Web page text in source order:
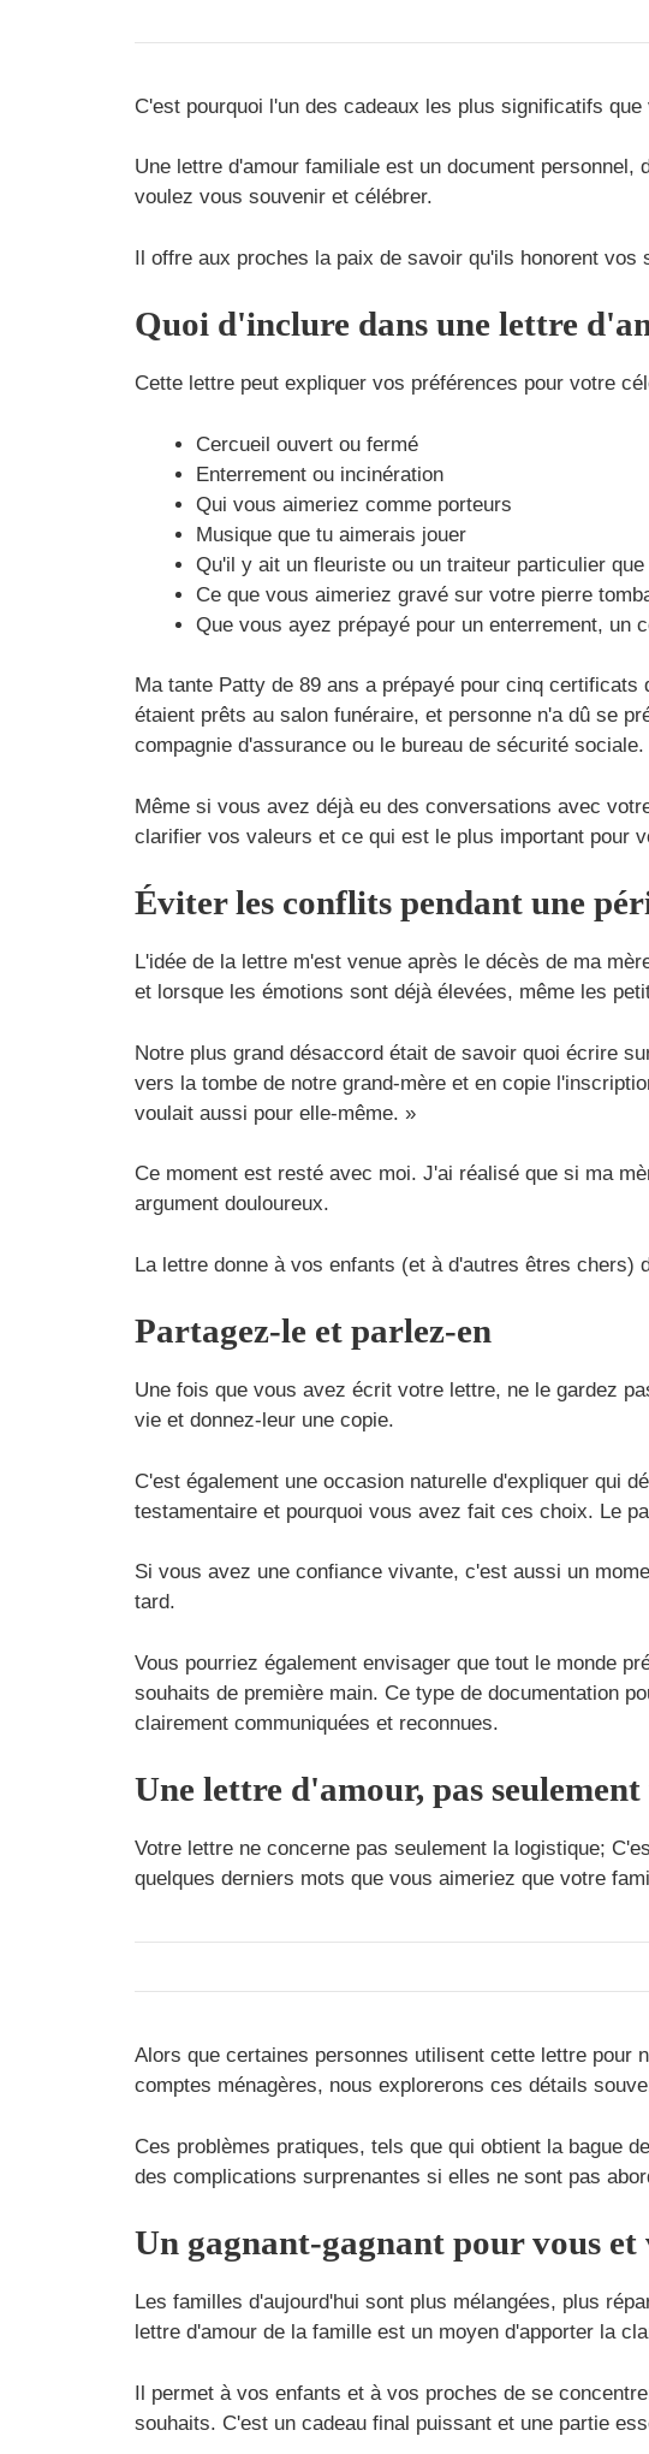
C'est pourquoi l'un des cadeaux les plus significatifs
Une lettre d'amour familiale est un document
voulez vous souvenir et célébrer.
Il offre aux proches la paix de savoir qu'ils honorent
Quoi d'inclure dans une lettre
Cette lettre peut expliquer vos préférences pour votre
Cercueil ouvert ou fermé
Enterrement ou incinération
Qui vous aimeriez comme porteurs
Musique que tu aimerais jouer
Qu'il y ait un fleuriste ou un traiteur particulier
Ce que vous aimeriez gravé sur votre pierre
Que vous ayez prépayé pour un enterrement, un
Ma tante Patty de 89 ans a prépayé pour cinq
étaient prêts au salon funéraire, et personne n'a dû se
compagnie d'assurance ou le bureau de sécurité
Même si vous avez déjà eu des conversations avec
clarifier vos valeurs et ce qui est le plus important pour
Éviter les conflits pendant une
L'idée de la lettre m'est venue après le décès de ma
et lorsque les émotions sont déjà élevées, même les
Notre plus grand désaccord était de savoir quoi écrire
vers la tombe de notre grand-mère et en copie
voulait aussi pour elle-même. »
Ce moment est resté avec moi. J'ai réalisé que si ma
argument douloureux.
La lettre donne à vos enfants (et à d'autres êtres chers)
Partagez-le et parlez-en
Une fois que vous avez écrit votre lettre, ne le gardez
vie et donnez-leur une copie.
C'est également une occasion naturelle d'expliquer qui
testamentaire et pourquoi vous avez fait ces choix. Le
Si vous avez une confiance vivante, c'est aussi un
tard.
Vous pourriez également envisager que tout le monde
souhaits de première main. Ce type de documentation
clairement communiquées et reconnues.
Une lettre d'amour, pas seulement
Votre lettre ne concerne pas seulement la logistique;
quelques derniers mots que vous aimeriez que votre
Alors que certaines personnes utilisent cette lettre pour
comptes ménagères, nous explorerons ces détails
Ces problèmes pratiques, tels que qui obtient la bague
des complications surprenantes si elles ne sont pas
Un gagnant-gagnant pour vous
Les familles d'aujourd'hui sont plus mélangées, plus
lettre d'amour de la famille est un moyen d'apporter la
Il permet à vos enfants et à vos proches de se
souhaits. C'est un cadeau final puissant et une partie